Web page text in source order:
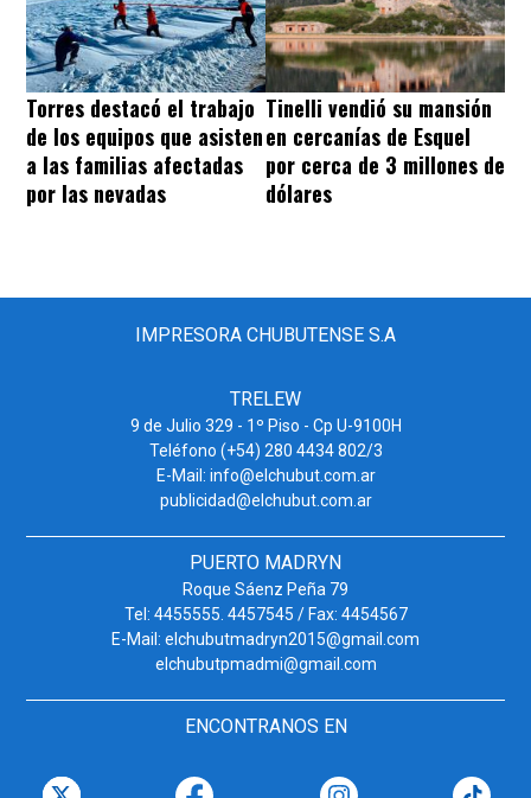
Torres destacó el trabajo
de los equipos que asisten
a las familias afectadas
por las nevadas
Tinelli vendió su mansión
en cercanías de Esquel
por cerca de 3 millones de
dólares
IMPRESORA CHUBUTENSE S.A
TRELEW
9 de Julio 329 - 1º Piso - Cp U-9100H
Teléfono (+54) 280 4434 802/3
E-Mail: info@elchubut.com.ar
publicidad@elchubut.com.ar
PUERTO MADRYN
Roque Sáenz Peña 79
Tel: 4455555. 4457545 / Fax: 4454567
E-Mail: elchubutmadryn2015@gmail.com
elchubutpmadmi@gmail.com
ENCONTRANOS EN